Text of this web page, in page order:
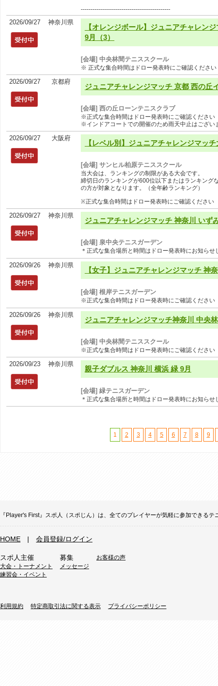
----------------------------------------------
2026/09/27 神奈川県
【オレンジボール】ジュニアチャレン
9月（3）
[会場] 中央林間テニススクール
※ 正式な集合時間はドロー発表時にご確認ください
2026/09/27 京都府
ジュニアチャレンジマッチ 京都 西の丘
[会場] 西の丘ローンテニスクラブ
※正式な集合時間はドロー発表時にご確認ください
※インドアコートでの開催のため雨天中止はござい
2026/09/27 大阪府
【レベル別】ジュニアチャレンジマッ
[会場] サンヒル柏原テニススクール
当大会は、ランキングの制限がある大会です。
締切日のランキングが600位以下またはランキング
の方が対象となります。（全年齢ランキング）
※正式な集合時間はドロー発表時にご確認ください
2026/09/27 神奈川県
ジュニアチャレンジマッチ 神奈川 いず
[会場] 泉中央テニスガーデン
＊正式な集合場所と時間はドロー発表時にお知らせ
2026/09/26 神奈川県
【女子】ジュニアチャレンジマッチ 神
[会場] 根岸テニスガーデン
※正式な集合時間はドロー発表時にご確認ください
2026/09/26 神奈川県
ジュニアチャレンジマッチ神奈川 中央
[会場] 中央林間テニススクール
※正式な集合時間はドロー発表時にご確認ください
2026/09/23 神奈川県
親子ダブルス 神奈川 横浜 緑 9月
[会場] 緑テニスガーデン
＊正式な集合場所と時間はドロー発表時にお知らせ
1 2 3 4 5 6 7 8 9
『Player's First』スポ人（スポじん）は、全てのプレイヤーが気軽に参加できる
HOME | 会員登録/ログイン
スポ人主催
大会・トーナメント
練習会・イベント
募集
メッセージ
お客様の声
利用規約 特定商取引法に関する表示 プライバシーポリシー